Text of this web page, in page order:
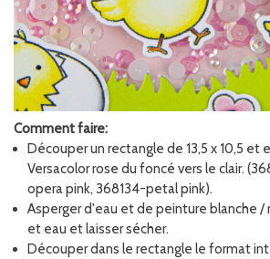
Comment faire:
Découper un rectangle de 13,5 x 10,5 et
Versacolor rose du foncé vers le clair.
opera pink, 368134-petal pink).
Asperger d'eau et de peinture blanche /
et eau et laisser sécher.
Découper dans le rectangle le format